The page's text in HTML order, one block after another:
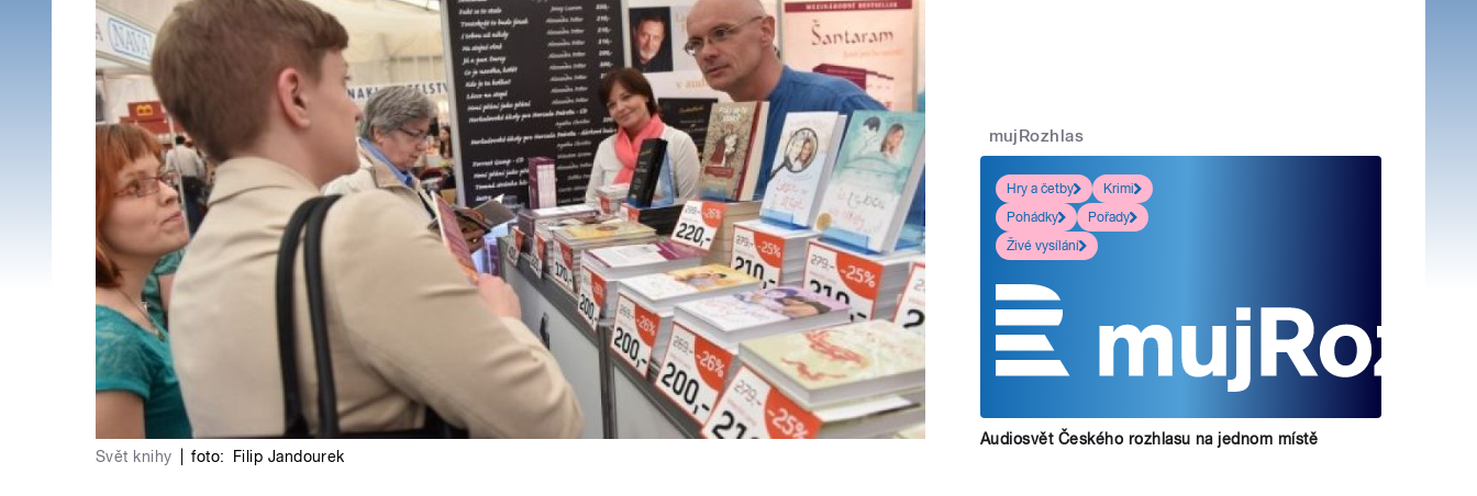
Svět knihy foto: Filip Jandourek
mujRozhlas
Hry a četby
Krimi
Pohádky
Pořady
Živé vysílání
Audiosvět Českého rozhlasu na jednom místě